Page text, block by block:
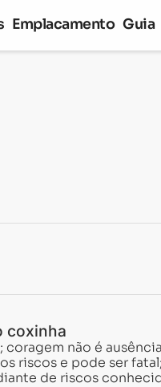
Emplacamento Guia
coxinha
coragem não é
riscos e pode ser
de riscos